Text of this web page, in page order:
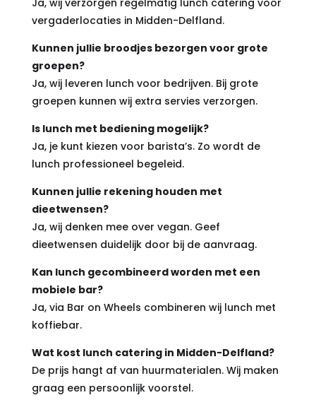
vergaderlocaties in Midden-Delfland.
Kunnen jullie broodjes bezorgen voor grote
groepen?
Ja, wij leveren lunch voor bedrijven. Bij grote
groepen kunnen wij extra servies verzorgen.
Is lunch met bediening mogelijk?
Ja, je kunt kiezen voor barista’s. Zo wordt de
lunch professioneel begeleid.
Kunnen jullie rekening houden met
dieetwensen?
Ja, wij denken mee over vegan. Geef
dieetwensen duidelijk door bij de aanvraag.
Kan lunch gecombineerd worden met een
mobiele bar?
Ja, via Bar on Wheels combineren wij lunch met
koffiebar.
Wat kost lunch catering in Midden-Delfland?
De prijs hangt af van huurmaterialen. Wij maken
graag een persoonlijk voorstel.